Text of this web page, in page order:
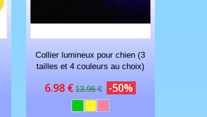
Collier lumineux pour chien (3
tailles et 4 couleurs au choix)
6.98 € 13.96 € -50%